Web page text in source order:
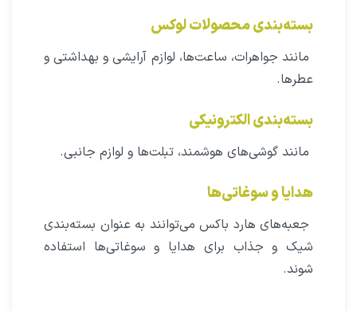
بسته‌بندی محصولات لوکس
مانند جواهرات، ساعت‌ها، لوازم آرایشی و بهداشتی و
عطرها.
بسته‌بندی الکترونیکی
مانند گوشی‌های هوشمند، تبلت‌ها و لوازم جانبی.
هدایا و سوغاتی‌ها
جعبه‌های هارد باکس می‌توانند به عنوان بسته‌بندی
شیک و جذاب برای هدایا و سوغاتی‌ها استفاده
شوند.